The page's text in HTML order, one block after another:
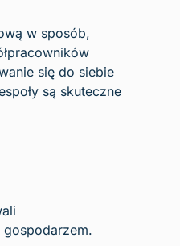
w sposób,
się do siebie
są skuteczne